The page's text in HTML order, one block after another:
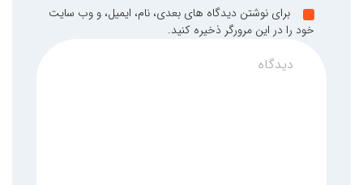
برای نوشتن دیدگاه های بعدی، نام، ایمیل، و وب سایت
خود را در این مرورگر ذخیره کنید.